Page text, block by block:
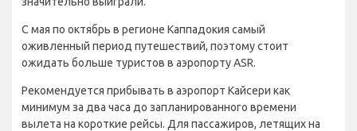
С мая по октябрь в регионе Каппадокия самый
оживленный период путешествий, поэтому стоит
ожидать больше туристов в аэропорту ASR.
Рекомендуется прибывать в аэропорт Кайсери как
минимум за два часа до запланированного времени
вылета на короткие рейсы. Для пассажиров, летящих на